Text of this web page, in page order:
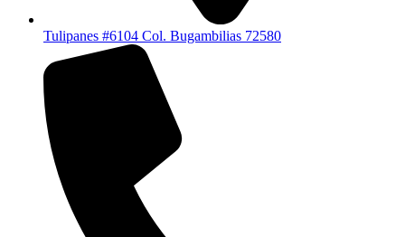
Tulipanes #6104 Col. Bugambilias 72580